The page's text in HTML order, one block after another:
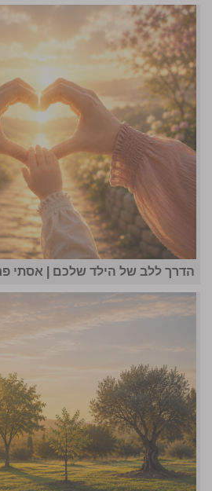
הדרך ללב של הילד שלכם | אסתי